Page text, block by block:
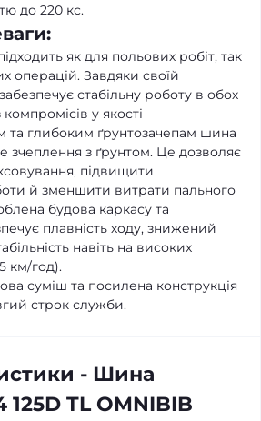
до 220 кс.
як для польових робіт, так
операцій. Завдяки своїй
стабільну роботу в обох
у якості
глибоким ґрунтозачепам шина
зчеплення з ґрунтом. Це дозволяє
підвищити
й зменшити витрати пального
будова каркасу та
плавність ходу, знижений
навіть на високих
км/год).
суміш та посилена конструкція
строк служби.
- Шина
125D TL OMNIBIB